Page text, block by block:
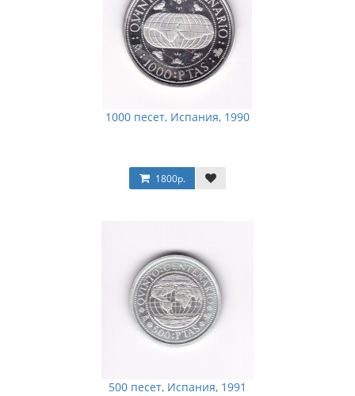
1000 песет, Испания, 1990
1800р.
500 песет, Испания, 1991